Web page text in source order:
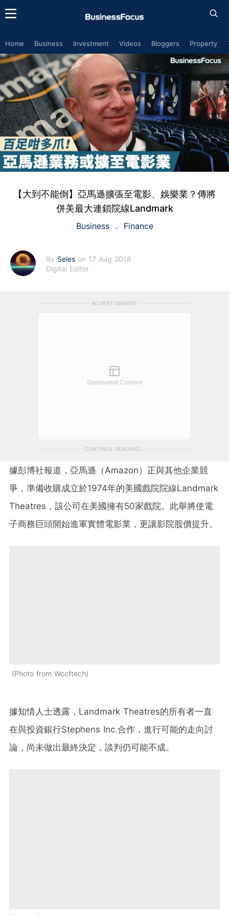
Home Business Investment Videos Bloggers Property
【大到不能倒】亞馬遜擴張至電影、娛樂業？傳將
併美最大連鎖院線Landmark
Business Finance
By Seles on 17 Aug 2018
Digital Editor
ADVERTISEMENT
Sponsored Content
CONTINUE READING
據彭博社報道，亞馬遜（Amazon）正與其他企業競
爭，準備收購成立於1974年的美國戲院院線Landmark
Theatres ，該公司在美國擁有50家戲院。此舉將使電
子商務巨頭開始進軍實體電影業，更讓影院股價提升。
Photo from Wccftech
據知情人士透露， Landmark Theatres的所有者一直
在與投資銀行Stephens Inc.合作，進行可能的走向討
論，尚未做出最終決定，談判仍可能不成。